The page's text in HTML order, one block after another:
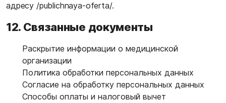
адресу /publichnaya-oferta/.
12. Связанные документы
Раскрытие информации о медицинской
организации
Политика обработки персональных данных
Согласие на обработку персональных данных
Способы оплаты и налоговый вычет